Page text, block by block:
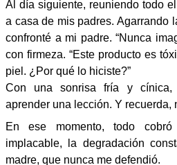
Al día siguiente, reuniendo todo
a casa de mis padres. Agarrando
confronté a mi padre. “Nunca
con firmeza. “Este producto es
piel. ¿Por qué lo hiciste?”
Con una sonrisa fría y cínica,
aprender una lección. Y recuerda,
En ese momento, todo
implacable, la degradación
madre, que nunca me defendió.